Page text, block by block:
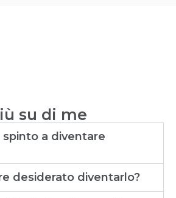
su di me​
spinto a diventare
desiderato diventarlo?